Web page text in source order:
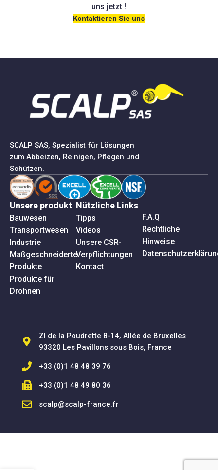
uns jetzt !
Kontaktieren Sie uns
SCALP SAS, Spezialist für Lösungen
zum Abbeizen, Reinigen, Pflegen und
Schützen.
Unsere produkt
Bauwesen
Transportwesen
Industrie
Maßgeschneiderte
Produkte
Produkte für
Drohnen
Nützliche Links
Tipps
Videos
Unsere CSR-
Verpflichtungen
Kontact
F.A.Q
Rechtliche
Hinweise
ZI de la Poudrette 8-14, Allée de Bruxelles
93320 Les Pavillons sous Bois, France
+33 (0)1 48 48 39 76
+33 (0)1 48 49 80 36
scalp@scalp-france.fr